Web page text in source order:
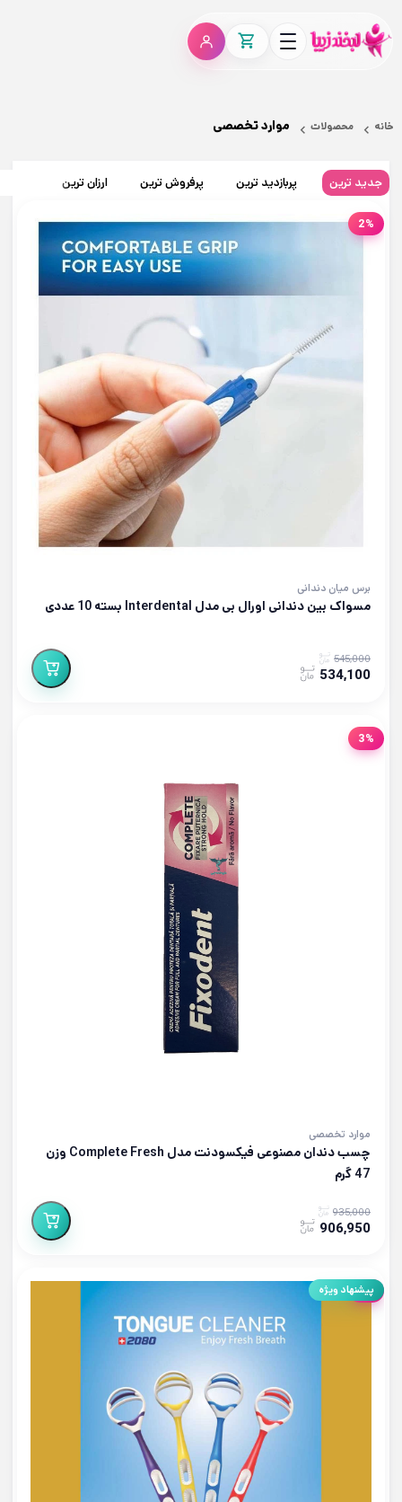
خانه محصولات موارد تخصصی
جدید ترین پربازدید ترین پرفروش ترین ارزان ترین
2%
برس میان دندانی
مسواک بین دندانی اورال بی مدل Interdental بسته 10 عددی
545,000
534,100
3%
موارد تخصصی
چسب دندان مصنوعی فیکسودنت مدل Complete Fresh وزن
47 گرم
935,000
906,950
6%
پیشنهاد ویژه